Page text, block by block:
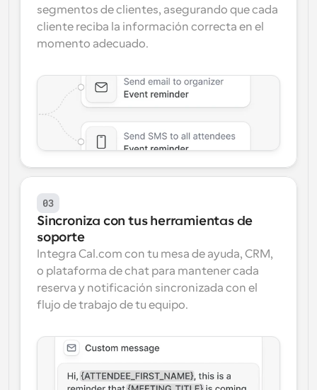
segmentos de clientes, asegurando que cada
cliente reciba la información correcta en el
momento adecuado.
03
Sincroniza con tus herramientas de
soporte
Integra Cal.com con tu mesa de ayuda, CRM,
o plataforma de chat para mantener cada
reserva y notificación sincronizada con el
flujo de trabajo de tu equipo.